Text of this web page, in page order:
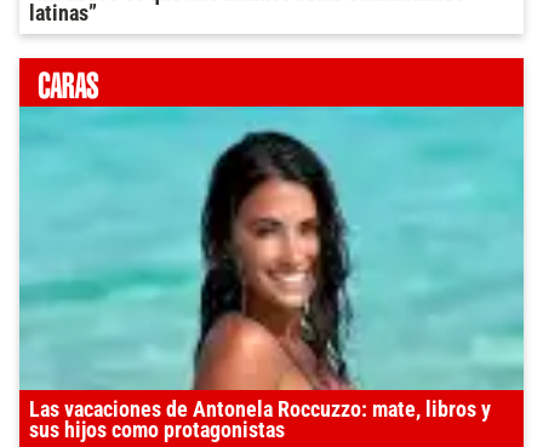
latinas”
Las vacaciones de Antonela Roccuzzo: mate, libros y
sus hijos como protagonistas